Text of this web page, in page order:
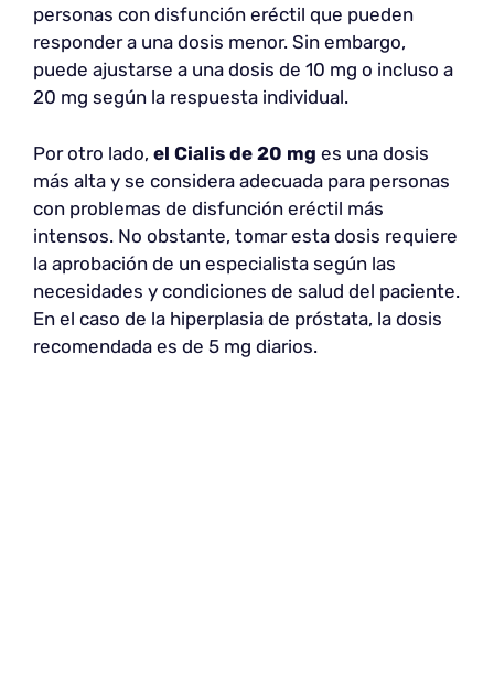
personas con disfunción eréctil que pueden
responder a una dosis menor. Sin embargo,
puede ajustarse a una dosis de 10 mg o incluso a
20 mg según la respuesta individual.
Por otro lado, el Cialis de 20 mg es una dosis
más alta y se considera adecuada para personas
con problemas de disfunción eréctil más
intensos. No obstante, tomar esta dosis requiere
la aprobación de un especialista según las
necesidades y condiciones de salud del paciente.
En el caso de la hiperplasia de próstata, la dosis
recomendada es de 5 mg diarios.